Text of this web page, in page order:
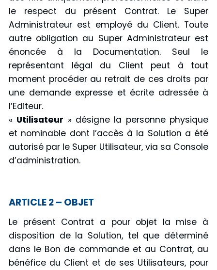
le respect du présent Contrat. Le Super
Administrateur est employé du Client. Toute
autre obligation au Super Administrateur est
énoncée à la Documentation. Seul le
représentant légal du Client peut à tout
moment procéder au retrait de ces droits par
une demande expresse et écrite adressée à
l’Editeur.
« Utilisateur » désigne la personne physique
et nominable dont l’accès à la Solution a été
autorisé par le Super Utilisateur, via sa Console
d’administration.
ARTICLE 2 – OBJET
Le présent Contrat a pour objet la mise à
disposition de la Solution, tel que déterminé
dans le Bon de commande et au Contrat, au
bénéfice du Client et de ses Utilisateurs, pour